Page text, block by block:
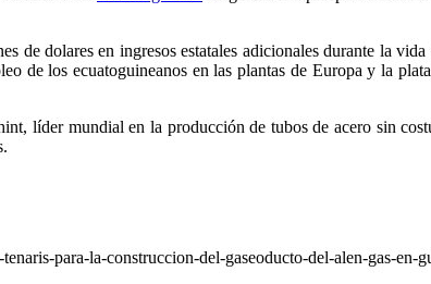
de dolares en ingresos estatales adicionales durante la
de los ecuatoguineanos en las plantas de Europa y la
líder mundial en la producción de tubos de acero sin
para-la-construccion-del-gaseoducto-del-alen-gas-en-